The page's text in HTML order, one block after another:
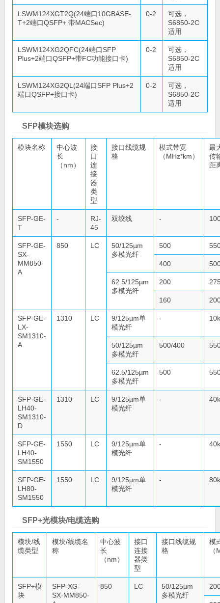
LSWM124XGT2Q(24端口10GBASE-
T+2端口QSFP+ 带MACSec)
0-2
可选，
S6850-2C
适用
LSWM124XG2QFC(24端口SFP
Plus+2端口QSFP+带FC功能接口卡)
0-2
可选，
S6850-2C
适用
LSWM124XG2QL(24端口SFP Plus+2
端口QSFP+接口卡)
0-2
可选，
S6850-2C
适用
SFP模块选购
模块名称
中心波
长
（nm）
接
口
连
接
器
类
型
接口线缆规
格
模式带宽
（MHz*km）
最
传
距
SFP-GE-
T
-
RJ-
45
双绞线 -
SFP-GE-
SX-
MM850-
A
850 LC
50/125µm
多模光纤
500
400
62.5/125µm
多模光纤
200
160
SFP-GE-
LX-
SM1310-
A
1310 LC
9/125µm单
模光纤
-
50/125µm
多模光纤
500/400
62.5/125µm
多模光纤
500
SFP-GE-
LH40-
SM1310-
D
1310 LC
9/125µm单
模光纤
-
SFP-GE-
LH40-
SM1550
1550 LC
9/125µm单
模光纤
-
SFP-GE-
LH80-
SM1550
1550 LC
9/125µm单
模光纤
-
SFP+光模块/电缆选购
模块/线
缆类型
模块/线缆名
称
中心波
长
（nm）
接口
连接
器类
型
接口线缆规
格
模
SFP+模
块
SFP-XG-
SX-MM850-
850 LC
50/125µm
多模光纤